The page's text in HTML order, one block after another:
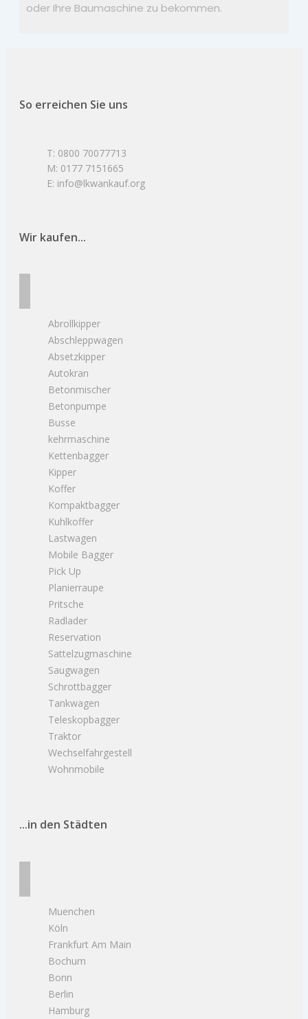
oder Ihre Baumaschine zu bekommen.
So erreichen Sie uns
T: 0800 70077713
M: 0177 7151665
E: info@lkwankauf.org
Wir kaufen...
Abrollkipper
Abschleppwagen
Absetzkipper
Autokran
Betonmischer
Betonpumpe
Busse
kehrmaschine
Kettenbagger
Kipper
Koffer
Kompaktbagger
Kuhlkoffer
Lastwagen
Mobile Bagger
Pick Up
Planierraupe
Pritsche
Radlader
Reservation
Sattelzugmaschine
Saugwagen
Schrottbagger
Tankwagen
Teleskopbagger
Traktor
Wechselfahrgestell
Wohnmobile
...in den Städten
Muenchen
Köln
Frankfurt Am Main
Bochum
Bonn
Berlin
Hamburg